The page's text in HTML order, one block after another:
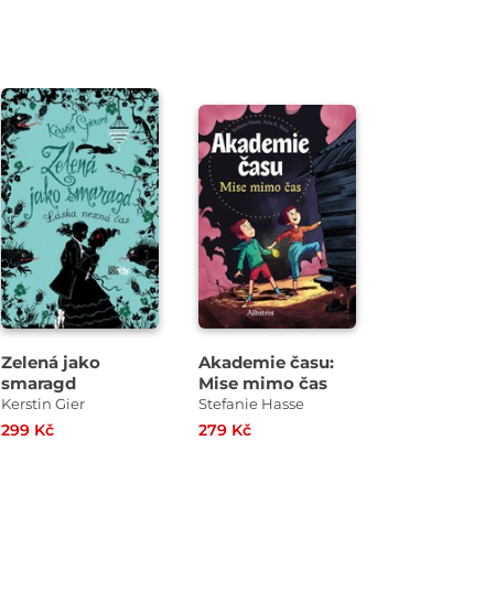
Zelená jako
smaragd
Kerstin Gier
299 Kč
Akademie času:
Mise mimo čas
Stefanie Hasse
279 Kč